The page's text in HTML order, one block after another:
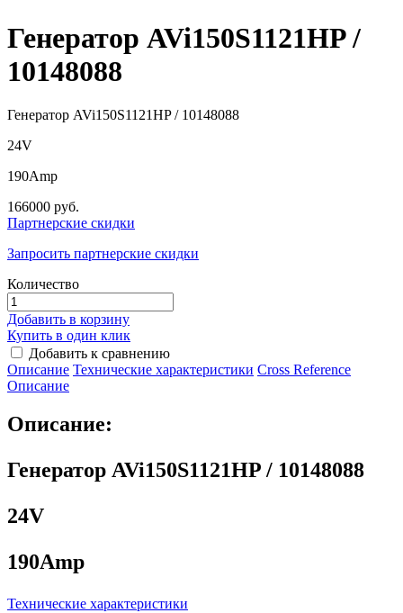
Генератор AVi150S1121HP /
10148088
Генератор AVi150S1121HP / 10148088
24V
190Amp
166000 руб.
Партнерские скидки
Запросить партнерские скидки
Количество
Добавить в корзину
Купить в один клик
Добавить к сравнению
Описание Технические характеристики Сross Reference
Описание
Описание:
Генератор AVi150S1121HP / 10148088
24V
190Amp
Технические характеристики